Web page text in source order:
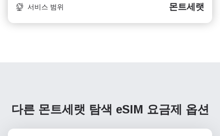
서비스 범위 몬트세랫
다른 몬트세랫 탐색 eSIM 요금제 옵션